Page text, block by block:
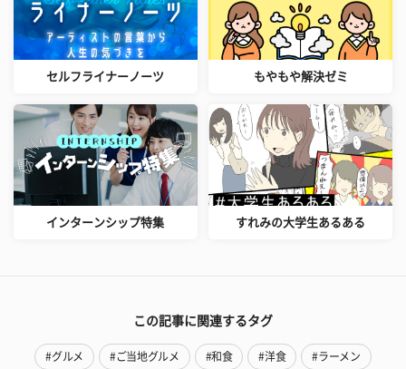
セルフライナーノーツ もやもや解決ゼミ
インターンシップ特集 すれみの大学生あるある
この記事に関連するタグ
#グルメ #ご当地グルメ #和食 #洋食 #ラーメン